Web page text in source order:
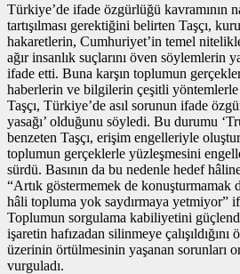
Türkiye’de ifade özgürlüğü kavramının
tartışılması gerektiğini belirten Taşçı,
hakaretlerin, Cumhuriyet’in temel
ağır insanlık suçlarını öven söylemlerin
ifade etti. Buna karşın toplumun
haberlerin ve bilgilerin çeşitli
Taşçı, Türkiye’de asıl sorunun ifade
yasağı’ olduğunu söyledi. Bu durumu
benzeten Taşçı, erişim engelleriyle
toplumun gerçeklerle yüzleşmesini
sürdü. Basının da bu nedenle hedef
“Artık göstermemek de konuşturmamak
hâli topluma yok saydırmaya yetmiyor”
Toplumun sorgulama kabiliyetini
işaretin hafızadan silinmeye çalışıldığını
üzerinin örtülmesinin yaşanan sorunları
vurguladı.